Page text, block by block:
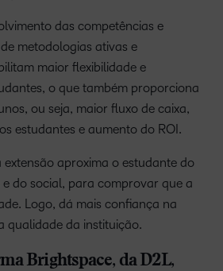
das competências e
metodologias ativas e
maior flexibilidade e
o que também proporciona
ou seja, maior fluxo de caixa,
estudantes e aumento do ROI.
aproxima o estudante do
do social, para comprovar que a
Logo, dá mais confiança na
qualidade da instituição.
Brightspace, da D2L,